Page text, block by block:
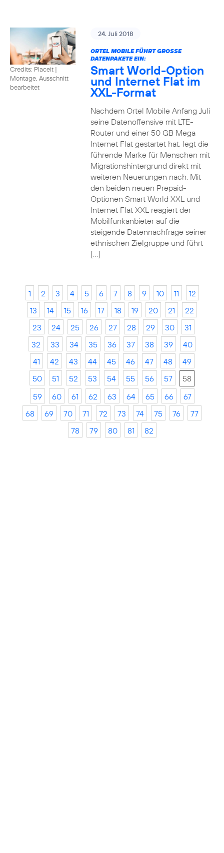
Credits: Placeit |
Montage, Ausschnitt
bearbeitet
24. Juli 2018
ORTEL MOBILE FÜHRT GROSSE D
ATENPAKETE EIN:
Smart World-Option
und Internet Flat im
XXL-Format
Nachdem Ortel Mobile Anfang Juli
seine Datenoffensive mit LTE-
Router und einer 50 GB Mega
Internet Flat gestartet hat, legt die
führende Marke für Menschen mit
Migrationshintergrund direkt mit
weiteren Neuerungen nach. Mit
den beiden neuen Prepaid-
Optionen Smart World XXL und
Internet Flat XXL reagiert der
Mobilfunkanbieter auf die
steigende Datennachfrage seiner
ethnischen Zielgruppe und führt
[…]
1 2 3 4 5 6 7 8 9 10 11
12
13
14 15 16 17 18 19 20 21
22
23
24 25 26 27 28 29 30
31
32
33 34 35 36 37 38 39
40
41
42 43 44 45 46 47 48
49
50
51 52 53 54 55 56 57
58
59
60 61 62 63 64 65 66
67
68
69 70 71 72 73 74 75 76
77
78
79 80 81 82